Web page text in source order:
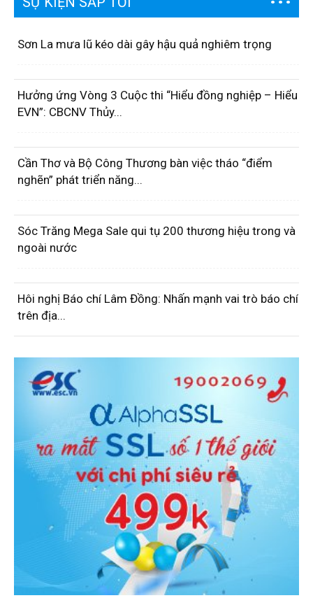
Sơn La mưa lũ kéo dài gây hậu quả nghiêm trọng
Hưởng ứng Vòng 3 Cuộc thi “Hiểu đồng nghiệp – Hiểu
EVN”: CBCNV Thủy...
Cần Thơ và Bộ Công Thương bàn việc tháo “điểm
nghẽn” phát triển năng...
Sóc Trăng Mega Sale qui tụ 200 thương hiệu trong và
ngoài nước
Hôi nghị Báo chí Lâm Đồng: Nhấn mạnh vai trò báo chí
trên địa...